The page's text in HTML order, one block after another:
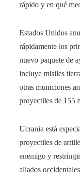
rápido y en qué
Estados Unidos
rápidamente los
nuevo paquete de
incluye misiles
otras municiones
proyectiles de 155
Ucrania está
proyectiles de
enemigo y
aliados